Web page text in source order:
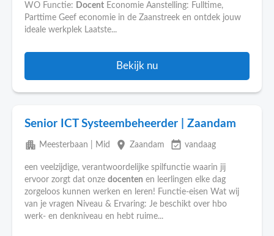
WO Functie: Docent Economie Aanstelling: Fulltime,
Parttime Geef economie in de Zaanstreek en ontdek jouw
ideale werkplek Laatste...
Bekijk nu
Senior ICT Systeembeheerder | Zaandam
apartment Meesterbaan | Mid place Zaandam event_available vandaag
een veelzijdige, verantwoordelijke spilfunctie waarin jij
ervoor zorgt dat onze docenten en leerlingen elke dag
zorgeloos kunnen werken en leren! Functie-eisen Wat wij
van je vragen Niveau & Ervaring: Je beschikt over hbo
werk- en denkniveau en hebt ruime...